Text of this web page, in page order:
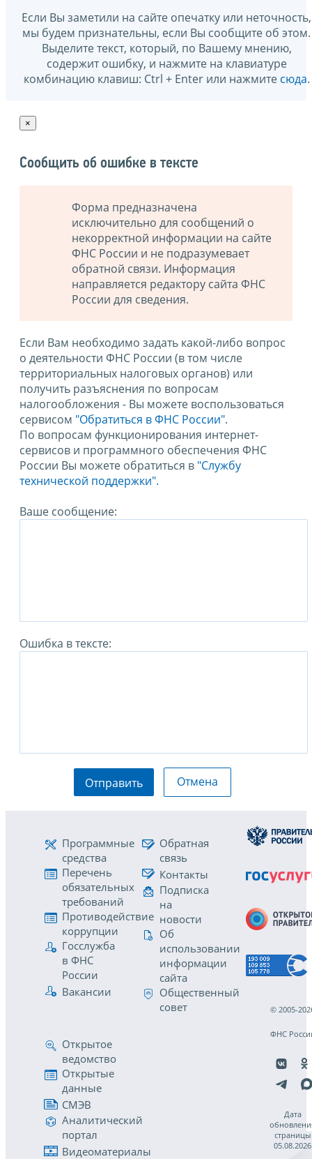
Если Вы заметили на сайте опечатку или неточность,
мы будем признательны, если Вы сообщите об этом.
Выделите текст, который, по Вашему мнению,
содержит ошибку, и нажмите на клавиатуре
комбинацию клавиш: Ctrl + Enter или нажмите сюда.
×
Сообщить об ошибке в тексте
Форма предназначена
исключительно для сообщений о
некорректной информации на сайте
ФНС России и не подразумевает
обратной связи. Информация
направляется редактору сайта ФНС
России для сведения.
Если Вам необходимо задать какой-либо вопрос
о деятельности ФНС России (в том числе
территориальных налоговых органов) или
получить разъяснения по вопросам
налогообложения - Вы можете воспользоваться
сервисом "Обратиться в ФНС России".
По вопросам функционирования интернет-
сервисов и программного обеспечения ФНС
России Вы можете обратиться в "Службу
технической поддержки".
Ваше сообщение:
Ошибка в тексте:
Отправить Отмена
Программные
средства
Перечень
обязательных
требований
Противодействие
коррупции
Госслужба
в ФНС
России
Вакансии
Обратная
связь
Контакты
Подписка
на
новости
Об
использовании
информации
сайта
Общественный
совет
Открытое
ведомство
Открытые
данные
СМЭВ
Аналитический
портал
Видеоматериалы
© 2005-
ФНС
Дата
страницы
05.08.2026